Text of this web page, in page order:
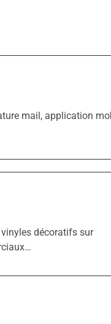
mail, application
décoratifs sur